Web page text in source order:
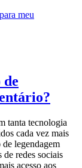
tanta tecnologia
cada vez mais
legendagem
de redes sociais
acesso aos